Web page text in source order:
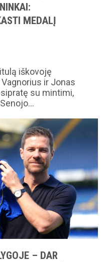
MEDALĮ
iškovoję
ir Jonas
su mintimi,
– DAR